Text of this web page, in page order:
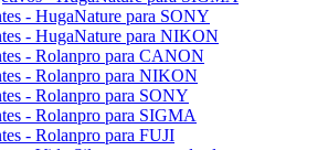
- HugaNature para SONY
- HugaNature para NIKON
- Rolanpro para CANON
- Rolanpro para NIKON
- Rolanpro para SONY
- Rolanpro para SIGMA
- Rolanpro para FUJI